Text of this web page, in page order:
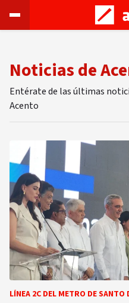
Noticias de
Entérate de las últimas
Acento
LÍNEA 2C DEL METRO DE SANTO